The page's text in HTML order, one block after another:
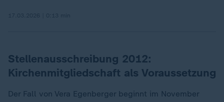
Stellenausschreibung 2012:
Kirchenmitgliedschaft als Voraussetzung
Der Fall von Vera Egenberger beginnt im November